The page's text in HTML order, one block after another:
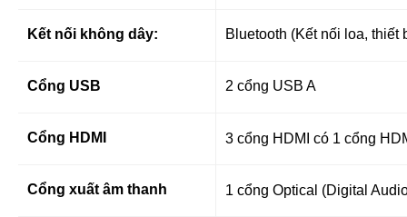
Kết nối không dây: Bluetooth (Kết nối loa, thiết
Cổng USB 2 cổng USB A
Cổng HDMI 3 cổng HDMI có 1 cổng
Cổng xuất âm thanh 1 cổng Optical (Digital